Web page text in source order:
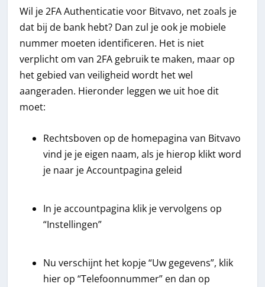
Wil je 2FA Authenticatie voor Bitvavo, net zoals je
dat bij de bank hebt? Dan zul je ook je mobiele
nummer moeten identificeren. Het is niet
verplicht om van 2FA gebruik te maken, maar op
het gebied van veiligheid wordt het wel
aangeraden. Hieronder leggen we uit hoe dit
moet:
Rechtsboven op de homepagina van Bitvavo
vind je je eigen naam, als je hierop klikt word
je naar je Accountpagina geleid
In je accountpagina klik je vervolgens op
“Instellingen”
Nu verschijnt het kopje “Uw gegevens”, klik
hier op “Telefoonnummer” en dan op